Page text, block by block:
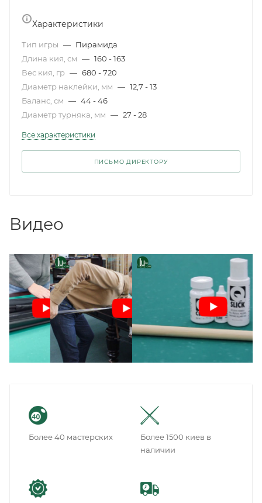
Характеристики
Тип игры — Пирамида
Длина кия, см — 160 - 163
Вес кия, гр — 680 - 720
Диаметр наклейки, мм — 12,7 - 13
Баланс, см — 44 - 46
Диаметр турняка, мм — 27 - 28
Все характеристики
ПИСЬМО ДИРЕКТОРУ
Видео
Более 40 мастерских
Более 1500 киев в
наличии